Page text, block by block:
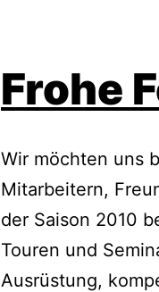
Frohe
Wir möchten uns
Mitarbeitern,
der Saison 2010
Touren und
Ausrüstung,